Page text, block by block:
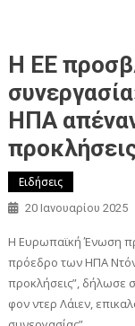
Η ΕΕ
ΗΠΑ
Ειδήσεις
20 Ιανουαρίου 2025
Η Ευρωπαϊκή Ένωση
πρόεδρο των ΗΠΑ
προκλήσεις”, δήλωσε
φον ντερ Λάιεν,